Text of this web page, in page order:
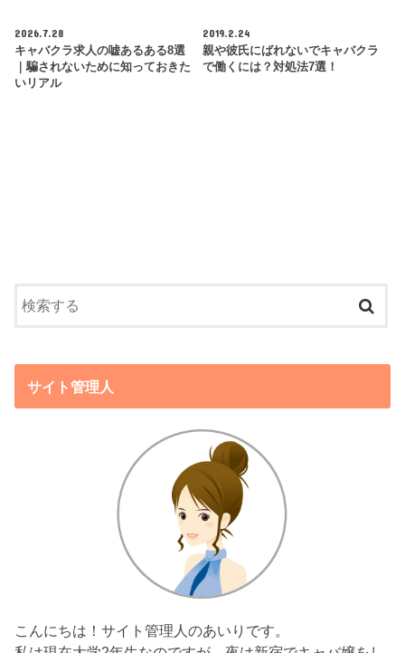
2026.7.28
キャバクラ求人の嘘あるある8選
｜騙されないために知っておきた
いリアル
2019.2.24
親や彼氏にばれないでキャバクラ
で働くには？対処法7選！
サイト管理人
こんにちは！サイト管理人のあいりです。